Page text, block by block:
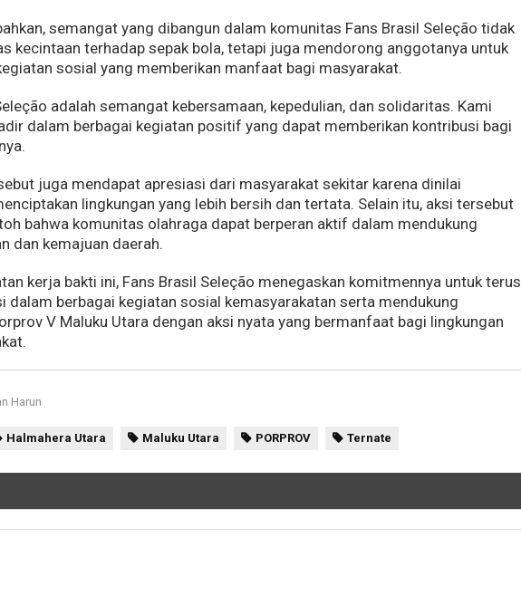
semangat yang dibangun dalam komunitas Fans Brasil Seleção tidak
kecintaan terhadap sepak bola, tetapi juga mendorong anggotanya untuk
sosial yang memberikan manfaat bagi masyarakat.
adalah semangat kebersamaan, kepedulian, dan solidaritas. Kami
dalam berbagai kegiatan positif yang dapat memberikan kontribusi bagi
juga mendapat apresiasi dari masyarakat sekitar karena dinilai
lingkungan yang lebih bersih dan tertata. Selain itu, aksi tersebut
bahwa komunitas olahraga dapat berperan aktif dalam mendukung
dan kemajuan daerah.
kerja bakti ini, Fans Brasil Seleção menegaskan komitmennya untuk terus
dalam berbagai kegiatan sosial kemasyarakatan serta mendukung
V Maluku Utara dengan aksi nyata yang bermanfaat bagi lingkungan
Harun
Halmahera Utara Maluku Utara PORPROV Ternate